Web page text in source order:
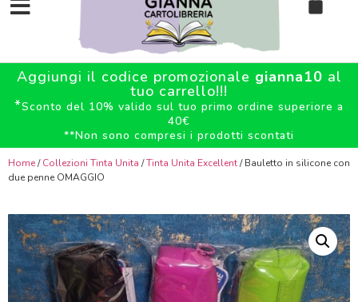
Aggiungi il codice promozionale gianna10 al
tuo carrello!!!
*Sconto del 10% valido sul tuo primo ordine superiore a
40€
**Non sono compresi i prodotti scontati
Home/Collezioni Tinta Unita /Tinta Unita Excellent/ Bauletto in silicone con
due penne OMAGGIO